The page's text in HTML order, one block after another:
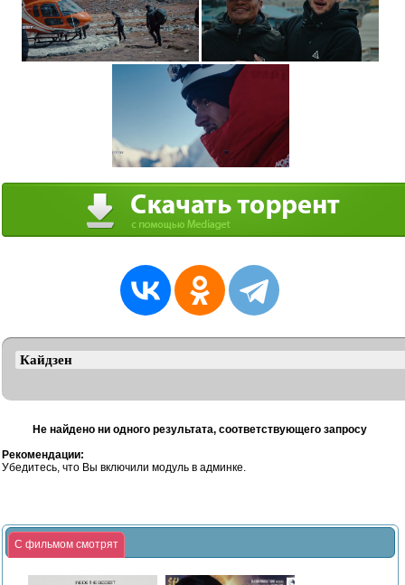
Не найдено ни одного результата, соответствующего запросу
Рекомендации:
Убедитесь, что Вы включили модуль в админке.
С фильмом смотрят